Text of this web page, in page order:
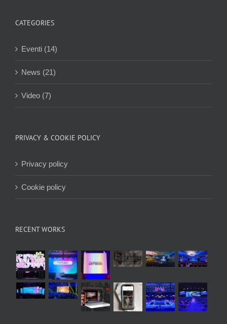
CATEGORIES
Eventi (14)
News (21)
Video (7)
PRIVACY & COOKIE POLICY
Privacy policy
Cookie policy
RECENT WORKS